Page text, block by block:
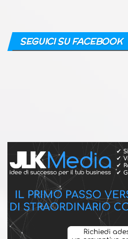
SEGUICI SU FACEBOOK